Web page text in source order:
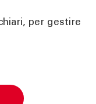
per gestire